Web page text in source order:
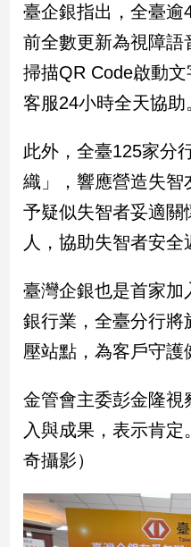
區
【我
的
觀
點】
臺企銀指出，全臺逾
前全數更新為視障語
掃描QR Code啟動
客服24小時全天協助
此外，全臺125家分
織」，響應營造失智
予疑似失智者妥適關
人，協助失智者安全
臺灣企銀也是首家加
銀行業，全臺分行將
壓站點，為客戶守護
金管會主委彭金隆視
入與成果，表示肯
奇攝影）